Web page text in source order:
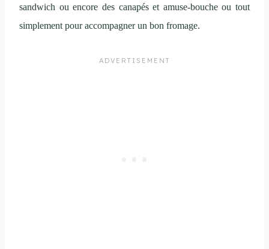
sandwich ou encore des canapés et amuse-bouche ou tout
simplement pour accompagner un bon fromage.